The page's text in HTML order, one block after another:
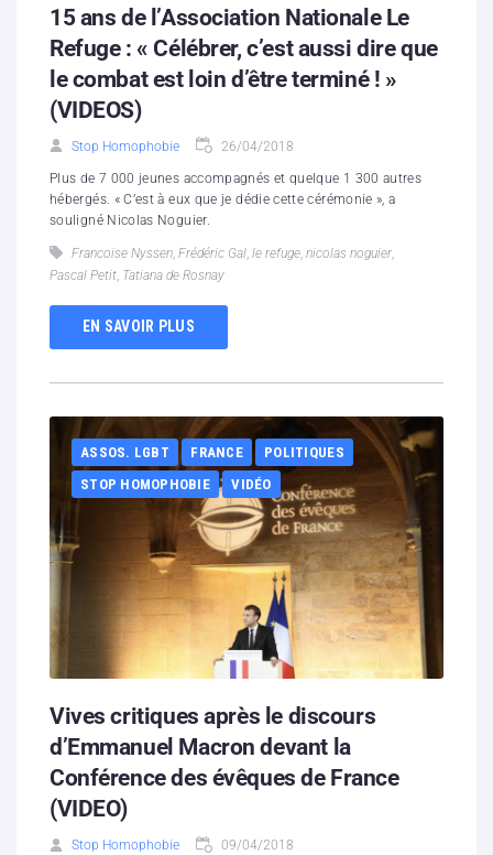
15 ans de l’Association Nationale Le
Refuge : « Célébrer, c’est aussi dire que
le combat est loin d’être terminé ! »
(VIDEOS)
Stop Homophobie 26/04/2018
Plus de 7 000 jeunes accompagnés et quelque 1 300 autres
hébergés. « C’est à eux que je dédie cette cérémonie », a
souligné Nicolas Noguier.
Francoise Nyssen Frédéric Gal le refuge nicolas noguier
Pascal Petit Tatiana de Rosnay
EN SAVOIR PLUS
ASSOS. LGBT FRANCE
POLITIQUES
STOP HOMOPHOBIE
VIDÉO
Vives critiques après le discours
d’Emmanuel Macron devant la
Conférence des évêques de France
(VIDEO)
Stop Homophobie 09/04/2018